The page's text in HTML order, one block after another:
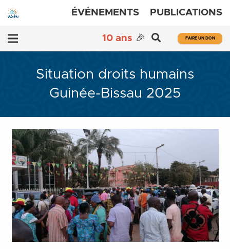
ÉVÉNEMENTS PUBLICATIONS
10 ans 🎉 FAIRE UN DON
Situation droits humains
Guinée-Bissau 2025